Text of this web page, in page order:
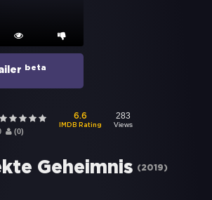
beta
(0)
6.6
IMDB Rating
283
Views
Geheimnis (2019)